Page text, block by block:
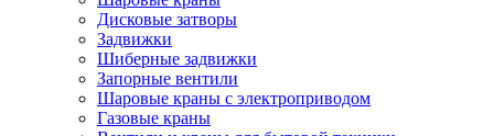
Дисковые затворы
Задвижки
Шиберные задвижки
Запорные вентили
Шаровые краны с электроприводом
Газовые краны